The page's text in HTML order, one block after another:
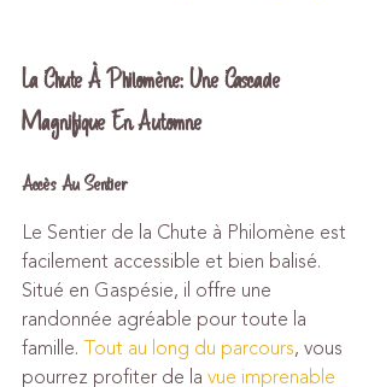
La Chute À Philomène: Une Cascade
Magnifique En Automne
Accès Au Sentier
Le Sentier de la Chute à Philomène est
facilement accessible et bien balisé.
Situé en Gaspésie, il offre une
randonnée agréable pour toute la
famille. Tout au long du parcours, vous
pourrez profiter de la vue imprenable